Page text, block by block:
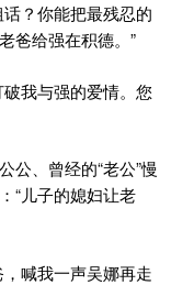
？你能把最残忍的
爸给强在积德。”
我与强的爱情。您
公、曾经的“老公”慢
“儿子的媳妇让老
喊我一声吴娜再走